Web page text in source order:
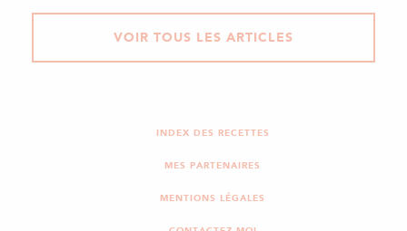
VOIR TOUS LES ARTICLES
INDEX DES RECETTES
MES PARTENAIRES
MENTIONS LÉGALES